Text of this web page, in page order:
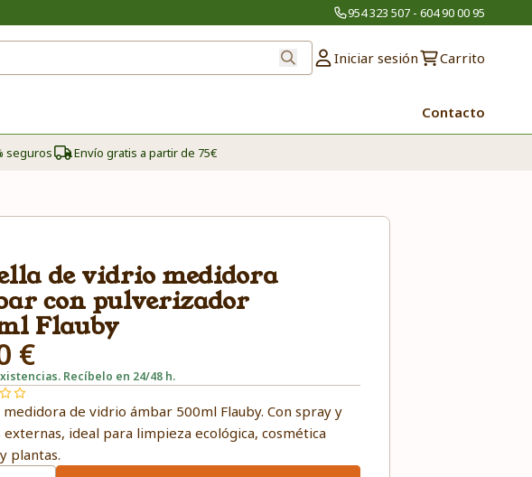
954 323 507 - 604 90 00 95
Iniciar sesión Carrito
Contacto
seguros Envío gratis a partir de 75€
de vidrio medidora
con pulverizador
Flauby
€
Recíbelo en 24/48 h.
de vidrio ámbar 500ml Flauby. Con spray y
externas, ideal para limpieza ecológica, cosmética
plantas.